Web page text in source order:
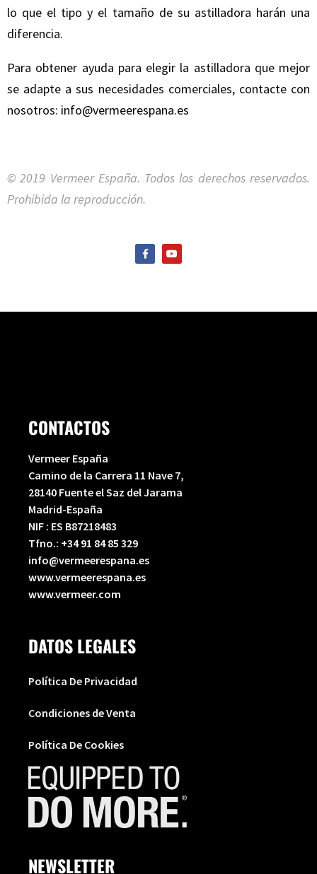
lo que el tipo y el tamaño de su astilladora harán una
diferencia.
Para obtener ayuda para elegir la astilladora que mejor
se adapte a sus necesidades comerciales, contacte con
nosotros: info@vermeerespana.es
© 2019 Vermeer España. Todos los derechos reservados.
Prohibida la reproducción.
F
a
c
Y
o
u
CONTACTOS
Vermeer España
Camino de la Carrera 11 Nave 7,
28140 Fuente el Saz del Jarama
Madrid-España
NIF : ES B87218483
Tfno.: +34 91 84 85 329
info@vermeerespana.es
www.vermeerespana.es
www.vermeer.com
DATOS LEGALES
Política De Privacidad
Condiciones de Venta
Política De Cookies
NEWSLETTER